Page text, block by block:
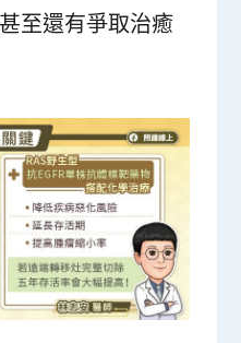
至還有爭取治癒